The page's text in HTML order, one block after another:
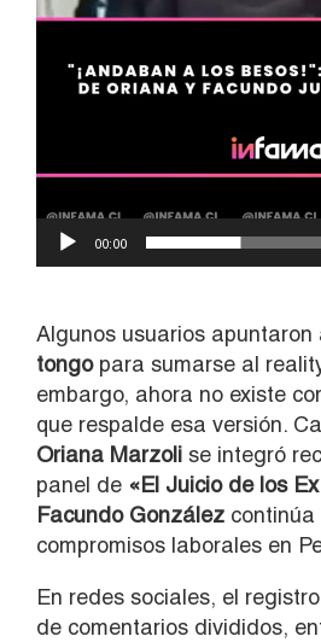
00:00
Algunos usuarios apuntaron
tongopara sumarse al
embargo, ahora no existe
que respalde esa versión.
Oriana Marzoli se integró
panel de «El Juicio de los
Facundo González continúa
compromisos laborales en
En redes sociales, el
de comentarios divididos,